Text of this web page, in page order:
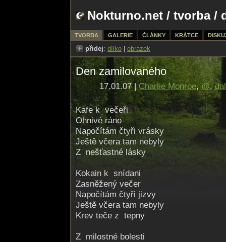
Nokturno.net / tvorba/
TVORBA GALERIE ČLÁNKY KRÁTCE
přidej: dílko obrázek
Den zamilovaného
17.01.07 |Charlie Monroe,@,
Kafe k večeři
Ohnivé ráno
Napočítám čtyři vrásky
Ještě včera tam nebyly
Z nešťastné lásky
Kokain k snídani
Zasněžený večer
Napočítám čtyři jizvy
Ještě včera tam nebyly
Krev teče z tepny
Z milostné bolesti